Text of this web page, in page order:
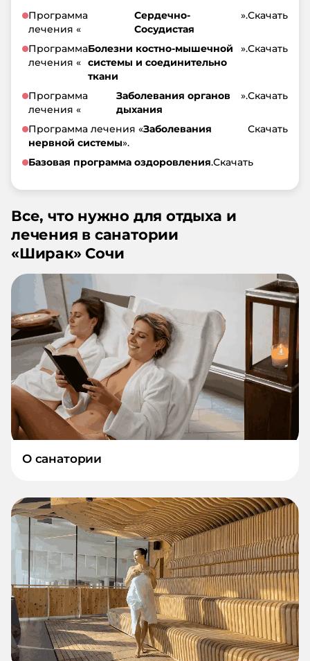
Программа
лечения «
Сердечно-
Сосудистая
».Скачать
Программа
лечения «
Болезни костно-мышечной
системы и соединительно
ткани
».Скачать
Программа
лечения «
Заболевания органов
дыхания
».Скачать
Программа лечения «Заболевания
нервной системы».
Скачать
Базовая программа оздоровления.Скачать
Все, что нужно для отдыха и
лечения в санатории
«Ширак» Сочи
О санатории